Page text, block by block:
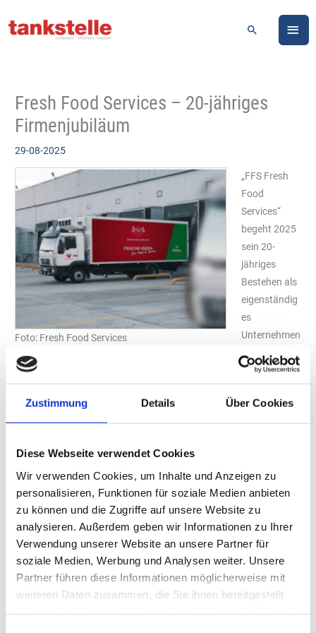
Zustimmung Details Über Cookies
Diese Webseite verwendet Cookies
Wir verwenden Cookies, um Inhalte und Anzeigen zu
personalisieren, Funktionen für soziale Medien anbieten
zu können und die Zugriffe auf unsere Website zu
analysieren. Außerdem geben wir Informationen zu Ihrer
Verwendung unserer Website an unsere Partner für
soziale Medien, Werbung und Analysen weiter. Unsere
Partner führen diese Informationen möglicherweise mit
weiteren Daten zusammen, die Sie ihnen bereitgestellt
Inhalt
Suchen
Fresh Food Services – 20-jähriges
Firmenjubiläum
29-08-2025
Foto: Fresh Food Services
„FFS Fresh
Food
Services“
begeht 2025
sein 20-
jähriges
Bestehen als
eigenständig
es
Unternehmen
. Das
Unternehmen, das bis 2005 ein Geschäftsbereich von „Zimbo“
war, hat sich zu einem bundesweit tätigen Foodservice-Anbieter
entwickelt.
„FFS“ beliefert Bäckergastronomie, Gemeinschaftsverpflegung,
Produktentwicklung in der „FFSKonzeptschmiede“.
Anlässlich des Jubiläums führt das Unternehmen eine
crossmediale Kampagne durch, die sich an Kunden,
Mitarbeitende und Lieferpartner richtet. Die Kampagne umfasst
Geschichten aus der Unternehmensgeschichte,
Mitarbeiterporträts, Kundenstatements und Preisaktionen.
„Unser Motto dafür ist: „FFS wird 20 – und Sie bekommen die